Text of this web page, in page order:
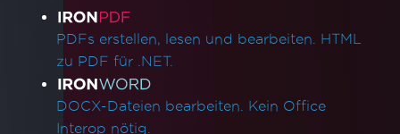
Produktlinks
PDFs erstellen, lesen und bearbeiten. HTML
zu PDF für .NET.
DOCX-Dateien bearbeiten. Kein Office
Interop nötig.